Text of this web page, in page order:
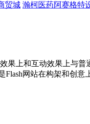
贸城 瀚柯医药阿赛格特
果上和互动效果上与
网站在构架和创